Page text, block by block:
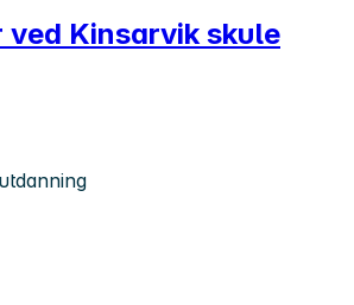
ved Kinsarvik skule